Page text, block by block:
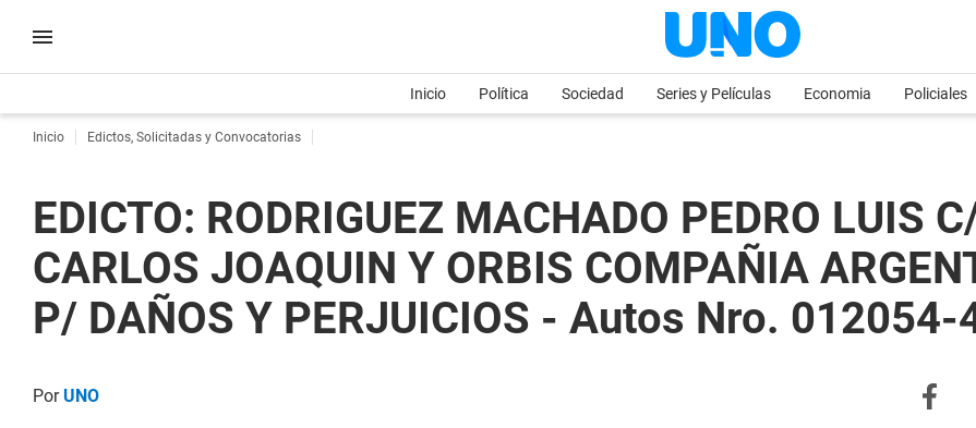
Inicio Política Sociedad Series y Películas Economia Policiales
Inicio Edictos, Solicitadas y Convocatorias
EDICTO: RODRIGUEZ MACHADO PEDRO LUIS
CARLOS JOAQUIN Y ORBIS COMPAÑIA
P/ DAÑOS Y PERJUICIOS - Autos Nro. 012054-
PorUNO